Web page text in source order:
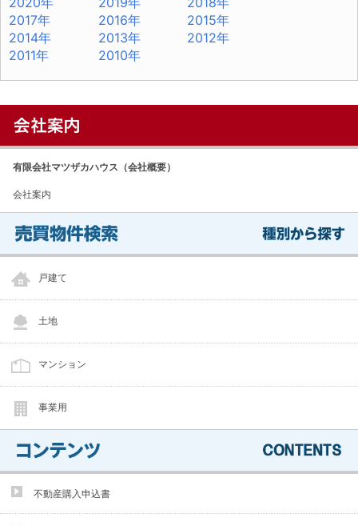
2017年
2016年
2015年
2014年
2013年
2012年
2011年
2010年
有限会社マツザカハウス（会社概要）
会社案内
戸建て
土地
マンション
事業用
不動産購入申込書